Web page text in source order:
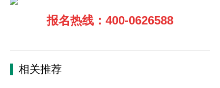
报名热线：400-0626588
相关推荐